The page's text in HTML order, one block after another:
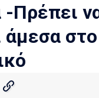
-Πρέπει
άμεσα στο